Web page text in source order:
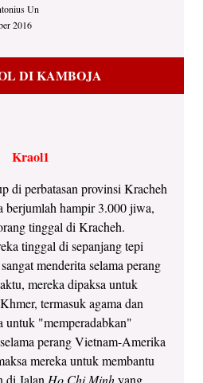
Un
2016
DI KAMBOJA
di perbatasan provinsi Kracheh
hampir 3.000 jiwa,
tinggal di Kracheh.
tinggal di sepanjang tepi
menderita selama perang
mereka dipaksa untuk
termasuk agama dan
untuk "memperadabkan"
perang Vietnam-Amerika
mereka untuk membantu
di Jalan Ho Chi Minh yang